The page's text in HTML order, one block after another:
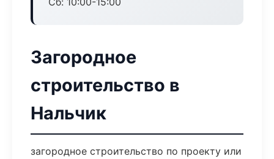
Загородное
строительство в
Нальчик
загородное строительство по проекту или